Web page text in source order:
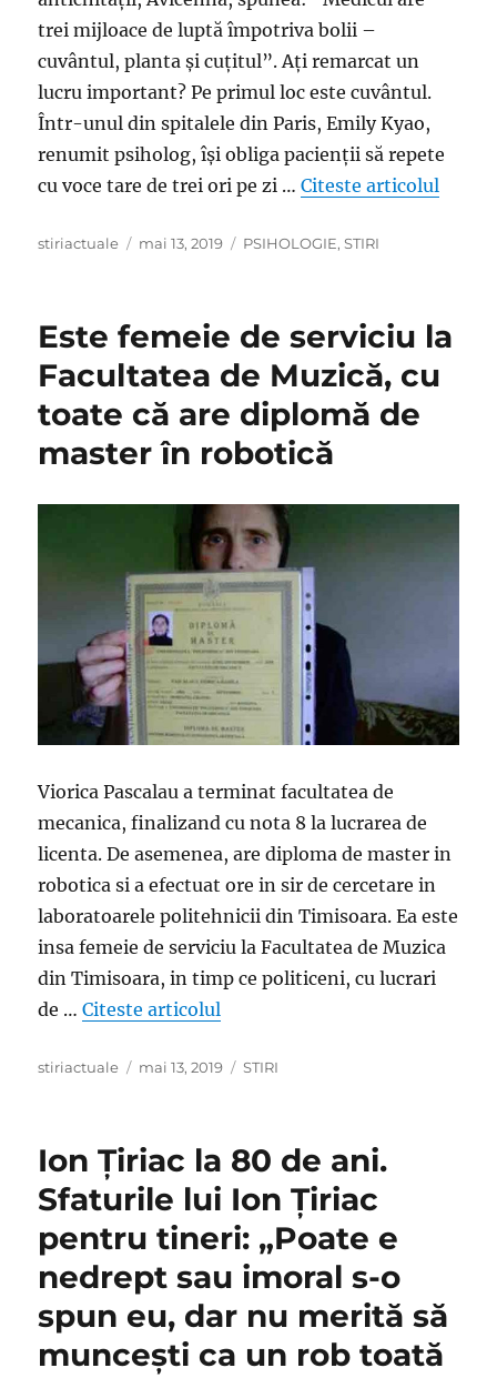
trei mijloace de luptă împotriva bolii –
cuvântul, planta şi cuțitul”. Ați remarcat un
lucru important? Pe primul loc este cuvântul.
Într-unul din spitalele din Paris, Emily Kyao,
renumit psiholog, îşi obliga pacienții să repete
cu voce tare de trei ori pe zi …Citeste articolul
Author
stiriactuale
Posted
mai 13, 2019 Categories
PSIHOLOGIE,STIRI
Este femeie de serviciu la
Facultatea de Muzică, cu
toate că are diplomă de
master în robotică
Viorica Pascalau a terminat facultatea de
mecanica, finalizand cu nota 8 la lucrarea de
licenta. De asemenea, are diploma de master in
robotica si a efectuat ore in sir de cercetare in
laboratoarele politehnicii din Timisoara. Ea este
insa femeie de serviciu la Facultatea de Muzica
din Timisoara, in timp ce politiceni, cu lucrari
de …Citeste articolul
Author
stiriactuale
Posted
mai 13, 2019 Categories
STIRI
Ion Țiriac la 80 de ani.
Sfaturile lui Ion Țiriac
pentru tineri: „Poate e
nedrept sau imoral s-o
spun eu, dar nu merită să
muncești ca un rob toată